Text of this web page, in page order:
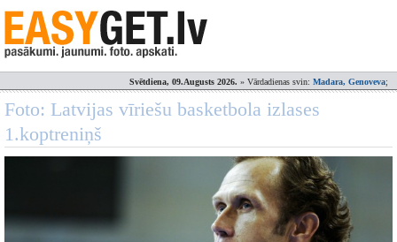
Svētdiena, 09.Augusts 2026. » Vārdadienas svin: Madara, Genoveva;
Foto: Latvijas vīriešu basketbola izlases
1.koptreniņš